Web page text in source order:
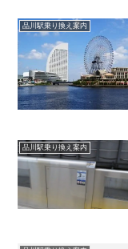
品川駅乗り換え案内
品川駅乗り換え案内